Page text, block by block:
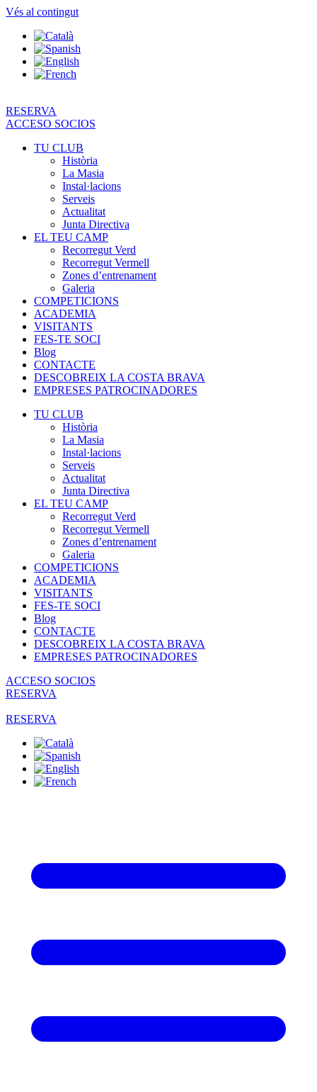
Vés al contingut
RESERVA
ACCESO SOCIOS
TU CLUB
Història
La Masia
Instal·lacions
Serveis
Actualitat
Junta Directiva
EL TEU CAMP
Recorregut Verd
Recorregut Vermell
Zones d’entrenament
Galeria
COMPETICIONS
ACADEMIA
VISITANTS
FES-TE SOCI
Blog
CONTACTE
DESCOBREIX LA COSTA BRAVA
EMPRESES PATROCINADORES
TU CLUB
Història
La Masia
Instal·lacions
Serveis
Actualitat
Junta Directiva
EL TEU CAMP
Recorregut Verd
Recorregut Vermell
Zones d’entrenament
Galeria
COMPETICIONS
ACADEMIA
VISITANTS
FES-TE SOCI
Blog
CONTACTE
DESCOBREIX LA COSTA BRAVA
EMPRESES PATROCINADORES
ACCESO SOCIOS
RESERVA
RESERVA